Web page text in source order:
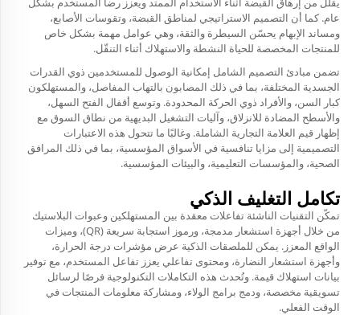
عام. كما أن التصميم الاستراتيجي لمناطق القبضة، وتقوسات الأصابع،
ومساند الإبهام يحسّن السيطرة والثقة، وهي عوامل مهمة بشكل خاص
للمنتجات المخصصة للحياة النشطة والاستهلاك أثناء التنقّل.
تضمن مبادئ التصميم الشامل إمكانية الوصول للمستخدمين ذوي القدرات
الجسدية المختلفة، بما في ذلك المصابون بالتهاب المفاصل، والمستهلكون
كبار السن، والأفراد ذوي الحركة المحدودة. وتوسع أقفال الفتح السهل،
والأسطح المضادة للانزلاق، وآليات التشغيل البديهية من نطاق السوق مع
إظهار قيم العلامة التجارية الشاملة. وغالبًا ما تتحول هذه الاعتبارات
التصميمية إلى مزايا تنافسية في الأسواق المؤسسية، بما في ذلك المرافق
الصحية، والمؤسسات التعليمية، والبيئات المؤسسية.
تكامل التغليف الذكي
تمكّن التقنيات الناشئة تفاعلات معقدة بين المستهلكين وعبوات البلاستيك
من خلال أجهزة استشعار مدمجة، ورموز استجابة سريعة (QR)، وميزات
الواقع المعزز. يمكن للملصقات الذكية عرض مؤشرات درجة الحرارة،
وأجهزة استشعار النضارة، ومحتوى تفاعلي يعزز تفاعل المستخدم، مع توفير
بيانات استهلاك قيمة. وتُحدث هذه التكاملات التكنولوجية فرصًا لرسائل
تسويقية مخصصة، ودمج برامج الولاء، ومشاركة معلومات المنتجات في
الوقت الفعلي.